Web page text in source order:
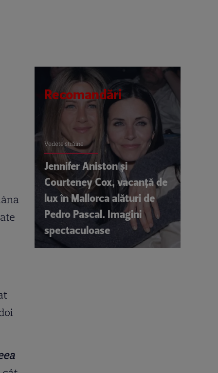
Recomandări
Vedete străine
Jennifer Aniston și
Courteney Cox, vacanță de
lux în Mallorca alături de
Pedro Pascal. Imagini
spectaculoase